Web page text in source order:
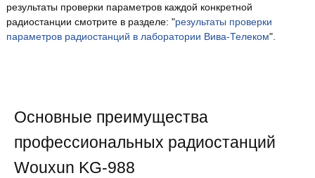
результаты проверки параметров каждой конкретной
радиостанции смотрите в разделе: "результаты проверки
параметров радиостанций в лаборатории Вива-Телеком".
Основные преимущества
профессиональных радиостанций
Wouxun KG-988